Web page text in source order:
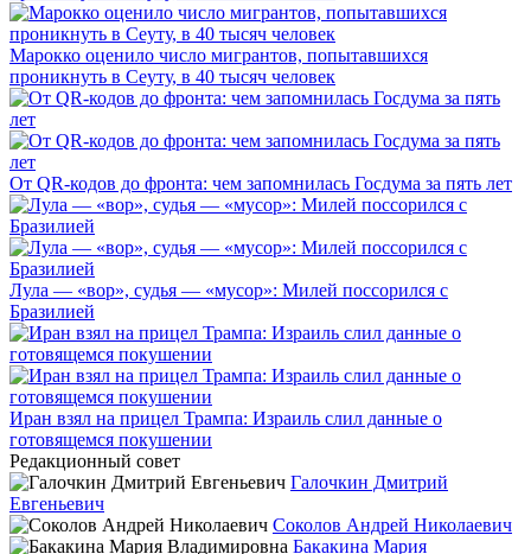
Марокко оценило число мигрантов, попытавшихся
проникнуть в Сеуту, в 40 тысяч человек
От QR-кодов до фронта: чем запомнилась Госдума за пять лет
Лула — «вор», судья — «мусор»: Милей поссорился с
Бразилией
Иран взял на прицел Трампа: Израиль слил данные о
готовящемся покушении
Редакционный совет
Галочкин Дмитрий
Евгеньевич
Соколов Андрей Николаевич
Бакакина Мария